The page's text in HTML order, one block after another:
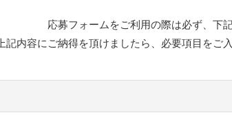
応募フォームをご利用の際は必ず、下
上記内容にご納得を頂けましたら、必要項目をご